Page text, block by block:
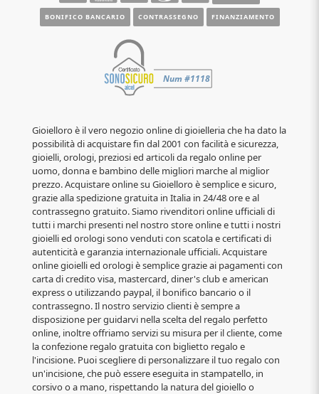
BONIFICO BANCARIO CONTRASSEGNO FINANZIAMENTO
Gioielloro è il vero negozio online di gioielleria che ha dato la
possibilità di acquistare fin dal 2001 con facilità e sicurezza,
gioielli, orologi, preziosi ed articoli da regalo online per
uomo, donna e bambino delle migliori marche al miglior
prezzo. Acquistare online su Gioielloro è semplice e sicuro,
grazie alla spedizione gratuita in Italia in 24/48 ore e al
contrassegno gratuito. Siamo rivenditori online ufficiali di
tutti i marchi presenti nel nostro store online e tutti i nostri
gioielli ed orologi sono venduti con scatola e certificati di
autenticità e garanzia internazionale ufficiali. Acquistare
online gioielli ed orologi è semplice grazie ai pagamenti con
carta di credito visa, mastercard, diner's club e american
express o utilizzando paypal, il bonifico bancario o il
contrassegno. Il nostro servizio clienti è sempre a
disposizione per guidarvi nella scelta del regalo perfetto
online, inoltre offriamo servizi su misura per il cliente, come
la confezione regalo gratuita con biglietto regalo e
l'incisione. Puoi scegliere di personalizzare il tuo regalo con
un'incisione, che può essere eseguita in stampatello, in
corsivo o a mano, rispettando la natura del gioiello o